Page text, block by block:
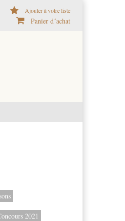
Ajouter à votre liste
Panier d´achat
2021